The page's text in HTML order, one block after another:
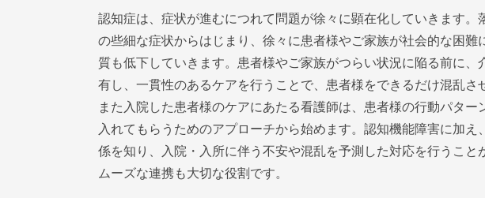
認知症は、症状が進むにつれて問題が徐々に顕在化していきます
の些細な症状からはじまり、徐々に患者様やご家族が社会的な困
質も低下していきます。患者様やご家族がつらい状況に陥る前に
有し、一貫性のあるケアを行うことで、患者様をできるだけ混乱さ
また入院した患者様のケアにあたる看護師は、患者様の行動パタ
入れてもらうためのアプローチから始めます。認知機能障害に加
係を知り、入院・入所に伴う不安や混乱を予測した対応を行うこと
ムーズな連携も大切な役割です。